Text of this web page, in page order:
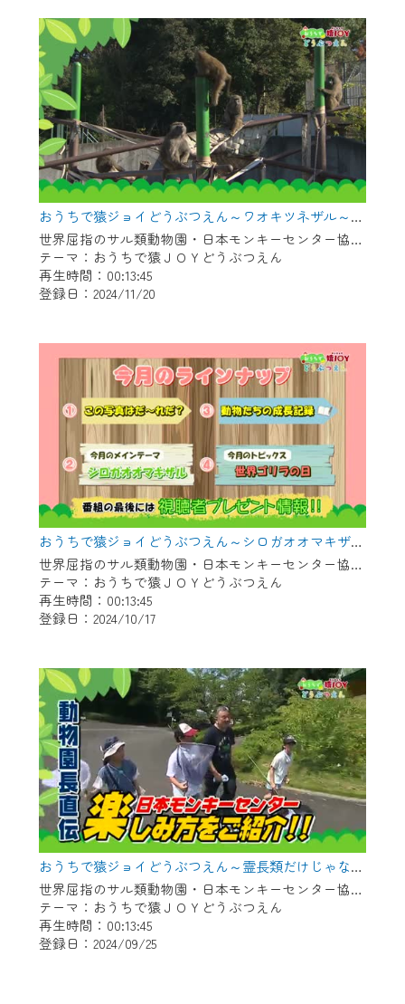
おうちで猿ジョイどうぶつえん～ワオキツネザル～（2024年10月16日初回放送）
世界屈指のサル類動物園・日本モンキーセンター協力の親子で学べる動物番組。
テーマ：おうちで猿ＪＯＹどうぶつえん
再生時間：00:13:45
登録日：2024/11/20
おうちで猿ジョイどうぶつえん～シロガオオマキザル～（2024年9月16日初回放送）
世界屈指のサル類動物園・日本モンキーセンター協力の親子で学べる動物番組。
テーマ：おうちで猿ＪＯＹどうぶつえん
再生時間：00:13:45
登録日：2024/10/17
おうちで猿ジョイどうぶつえん～霊長類だけじゃない！？ 夏休みは日本モンキーセンターへ！～（2024年8月16日初回放送）
世界屈指のサル類動物園・日本モンキーセンター協力の親子で学べる動物番組。
テーマ：おうちで猿ＪＯＹどうぶつえん
再生時間：00:13:45
登録日：2024/09/25